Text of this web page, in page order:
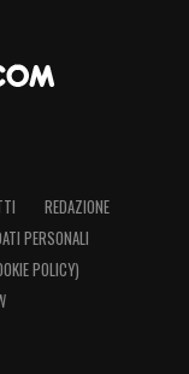
REDAZIONE
PERSONALI
POLICY)